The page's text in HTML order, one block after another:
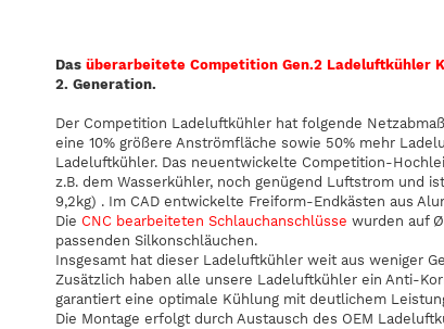
Das überarbeitete Competition Gen.2 Ladeluftkühler
2. Generation.
Der Competition Ladeluftkühler hat folgende
eine 10% größere Anströmfläche sowie 50% mehr
Ladeluftkühler. Das neuentwickelte Competition-
z.B. dem Wasserkühler, noch genügend Luftstrom und
9,2kg) . Im CAD entwickelte Freiform-Endkästen aus
Die CNC bearbeiteten Schlauchanschlüsse wurden auf
passenden Silkonschläuchen.
Insgesamt hat dieser Ladeluftkühler weit aus weniger
Zusätzlich haben alle unsere Ladeluftkühler ein Anti-
garantiert eine optimale Kühlung mit deutlichem
Die Montage erfolgt durch Austausch des OEM